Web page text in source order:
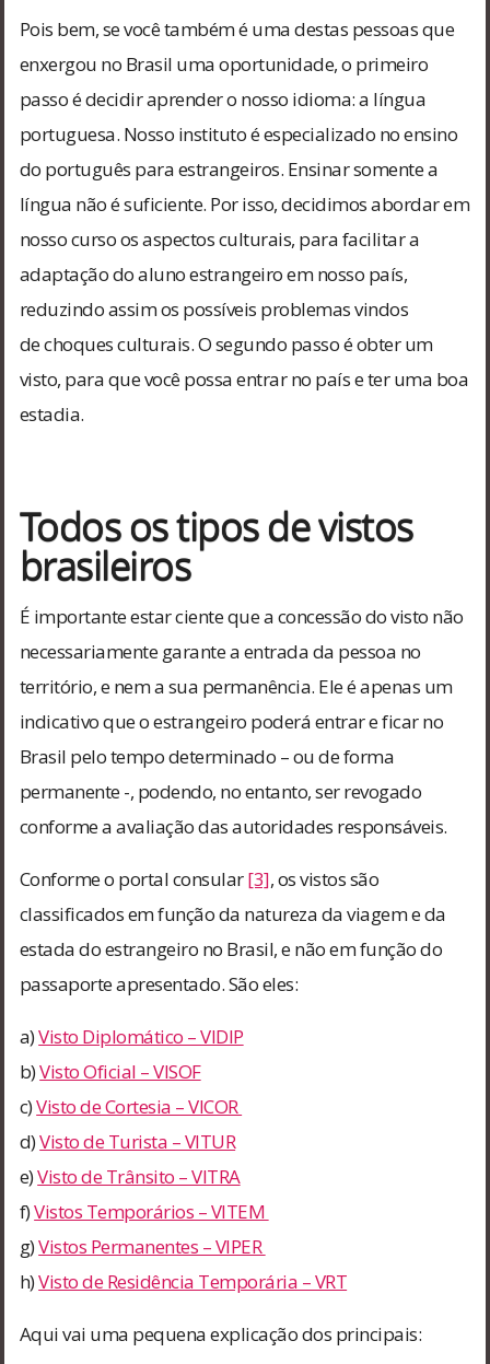
Pois bem, se você também é uma destas pessoas que
enxergou no Brasil uma oportunidade, o primeiro
passo é decidir aprender o nosso idioma: a língua
portuguesa. Nosso instituto é especializado no ensino
do português para estrangeiros. Ensinar somente a
língua não é suficiente. Por isso, decidimos abordar em
nosso curso os aspectos culturais, para facilitar a
adaptação do aluno estrangeiro em nosso país,
reduzindo assim os possíveis problemas vindos
de choques culturais. O segundo passo é obter um
visto, para que você possa entrar no país e ter uma boa
estadia.
Todos os tipos de vistos
brasileiros
É importante estar ciente que a concessão do visto não
necessariamente garante a entrada da pessoa no
território, e nem a sua permanência. Ele é apenas um
indicativo que o estrangeiro poderá entrar e ficar no
Brasil pelo tempo determinado – ou de forma
permanente -, podendo, no entanto, ser revogado
conforme a avaliação das autoridades responsáveis.
Conforme o portal consular[3], os vistos são
classificados em função da natureza da viagem e da
estada do estrangeiro no Brasil, e não em função do
passaporte apresentado. São eles:
a)Visto Diplomático – VIDIP
b)Visto Oficial – VISOF
c)Visto de Cortesia – VICOR
d)Visto de Turista – VITUR
e)Visto de Trânsito – VITRA
f)Vistos Temporários – VITEM
g)Vistos Permanentes – VIPER
h)Visto de Residência Temporária – VRT
Aqui vai uma pequena explicação dos principais: